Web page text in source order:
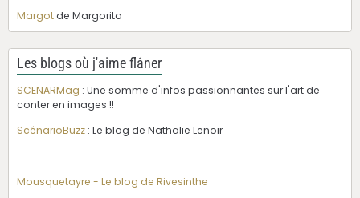
Margotde Margorito
Les blogs où j'aime flâner
SCENARMag : Une somme d'infos passionnantes sur l'art de
conter en images !!
ScénarioBuzz : Le blog de Nathalie Lenoir
----------------
Mousquetayre - Le blog de Rivesinthe